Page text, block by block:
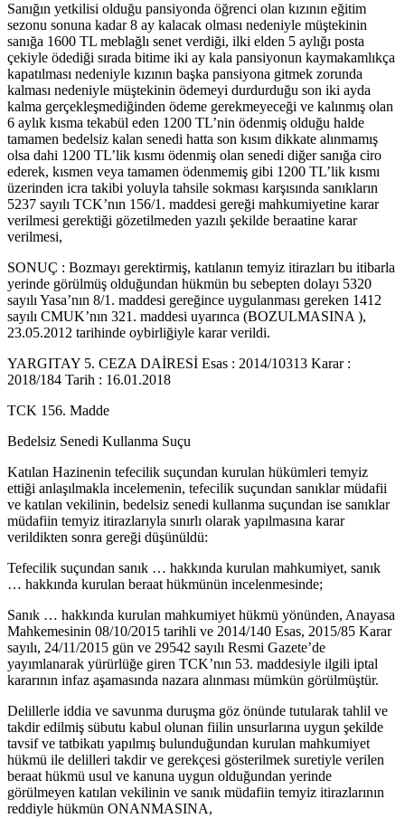
Sanığın yetkilisi olduğu pansiyonda öğrenci olan kızının eğitim
sezonu sonuna kadar 8 ay kalacak olması nedeniyle müştekinin
sanığa 1600 TL meblağlı senet verdiği, ilki elden 5 aylığı posta
çekiyle ödediği sırada bitime iki ay kala pansiyonun kaymakamlıkça
kapatılması nedeniyle kızının başka pansiyona gitmek zorunda
kalması nedeniyle müştekinin ödemeyi durdurduğu son iki ayda
kalma gerçekleşmediğinden ödeme gerekmeyeceği ve kalınmış olan
6 aylık kısma tekabül eden 1200 TL’nin ödenmiş olduğu halde
tamamen bedelsiz kalan senedi hatta son kısım dikkate alınmamış
olsa dahi 1200 TL’lik kısmı ödenmiş olan senedi diğer sanığa ciro
ederek, kısmen veya tamamen ödenmemiş gibi 1200 TL’lik kısmı
üzerinden icra takibi yoluyla tahsile sokması karşısında sanıkların
5237 sayılı TCK’nın 156/1. maddesi gereği mahkumiyetine karar
verilmesi gerektiği gözetilmeden yazılı şekilde beraatine karar
verilmesi,
SONUÇ : Bozmayı gerektirmiş, katılanın temyiz itirazları bu itibarla
yerinde görülmüş olduğundan hükmün bu sebepten dolayı 5320
sayılı Yasa’nın 8/1. maddesi gereğince uygulanması gereken 1412
sayılı CMUK’nın 321. maddesi uyarınca (BOZULMASINA ),
23.05.2012 tarihinde oybirliğiyle karar verildi.
YARGITAY 5. CEZA DAİRESİ Esas : 2014/10313 Karar :
2018/184 Tarih : 16.01.2018
TCK 156. Madde
Bedelsiz Senedi Kullanma Suçu
Katılan Hazinenin tefecilik suçundan kurulan hükümleri temyiz
ettiği anlaşılmakla incelemenin, tefecilik suçundan sanıklar müdafii
ve katılan vekilinin, bedelsiz senedi kullanma suçundan ise sanıklar
müdafiin temyiz itirazlarıyla sınırlı olarak yapılmasına karar
verildikten sonra gereği düşünüldü:
Tefecilik suçundan sanık … hakkında kurulan mahkumiyet, sanık
… hakkında kurulan beraat hükmünün incelenmesinde;
Sanık … hakkında kurulan mahkumiyet hükmü yönünden, Anayasa
Mahkemesinin 08/10/2015 tarihli ve 2014/140 Esas, 2015/85 Karar
sayılı, 24/11/2015 gün ve 29542 sayılı Resmi Gazete’de
yayımlanarak yürürlüğe giren TCK’nın 53. maddesiyle ilgili iptal
kararının infaz aşamasında nazara alınması mümkün görülmüştür.
Delillerle iddia ve savunma duruşma göz önünde tutularak tahlil ve
takdir edilmiş sübutu kabul olunan fiilin unsurlarına uygun şekilde
tavsif ve tatbikatı yapılmış bulunduğundan kurulan mahkumiyet
hükmü ile delilleri takdir ve gerekçesi gösterilmek suretiyle verilen
beraat hükmü usul ve kanuna uygun olduğundan yerinde
görülmeyen katılan vekilinin ve sanık müdafiin temyiz itirazlarının
reddiyle hükmün ONANMASINA,